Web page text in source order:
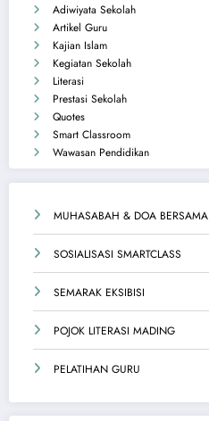
Adiwiyata Sekolah
Artikel Guru
Kajian Islam
Kegiatan Sekolah
Literasi
Prestasi Sekolah
Quotes
Smart Classroom
Wawasan Pendidikan
MUHASABAH & DOA BERSAMA
SOSIALISASI SMARTCLASS
SEMARAK EKSIBISI
POJOK LITERASI MADING
PELATIHAN GURU